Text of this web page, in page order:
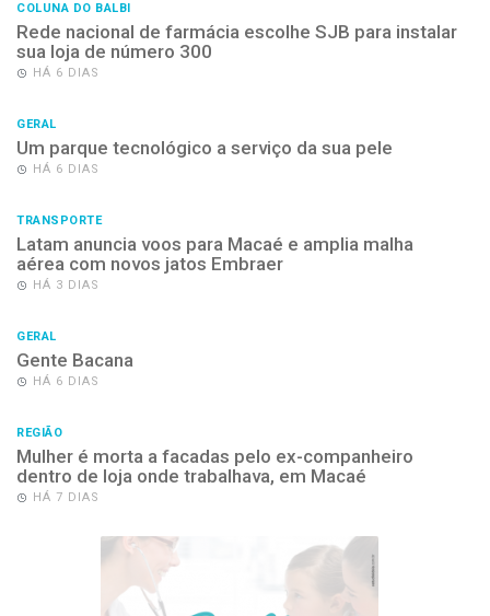
COLUNA DO BALBI
Rede nacional de farmácia escolhe SJB para instalar
sua loja de número 300
HÁ 6 DIAS
GERAL
Um parque tecnológico a serviço da sua pele
HÁ 6 DIAS
TRANSPORTE
Latam anuncia voos para Macaé e amplia malha
aérea com novos jatos Embraer
HÁ 3 DIAS
GERAL
Gente Bacana
HÁ 6 DIAS
REGIÃO
Mulher é morta a facadas pelo ex-companheiro
dentro de loja onde trabalhava, em Macaé
HÁ 7 DIAS